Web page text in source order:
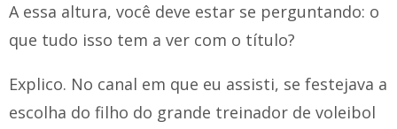
A essa altura, você deve estar se perguntando: o
que tudo isso tem a ver com o título?
Explico. No canal em que eu assisti, se festejava a
escolha do filho do grande treinador de voleibol